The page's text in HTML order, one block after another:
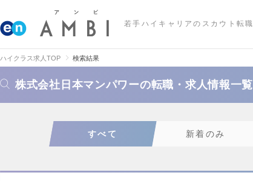
若手ハイキャリアのスカウト転職
ハイクラス求人TOP 検索結果
株式会社日本マンパワーの転職・求人情報一覧
すべて 新着のみ